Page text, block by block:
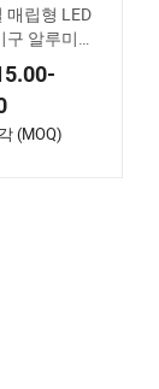
매립형 LED
알루미늄
임 다운라
(MOQ)